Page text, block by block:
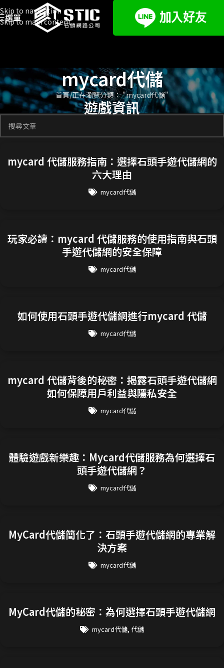
Skip to navigation
Skip to main content
選單
mycard代儲
首頁 正在瀏覽分類： "mycard代儲"
遊戲資訊
mycard 代儲服務指南：選擇石頭手遊代儲網的
六大理由
mycard代儲
玩家必讀：mycard 代儲服務的使用指南與石頭
手遊代儲網的安全保障
mycard代儲
如何使用石頭手遊代儲網進行mycard 代儲
mycard代儲
mycard 代儲背後的秘密：揭露石頭手遊代儲網
如何保障用戶利益與隱私安全
mycard代儲
體驗遊戲新樂趣：Mycard代儲服務為何選擇石
頭手遊代儲網？
mycard代儲
MyCard代儲簡化了：石頭手遊代儲網的專業解
決方案
mycard代儲
MyCard代儲的秘密：為何選擇石頭手遊代儲網
mycard代儲, 代儲